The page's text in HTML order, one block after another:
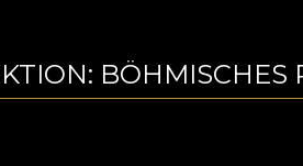
BÖHMISCHES